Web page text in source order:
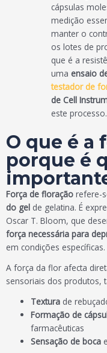
cápsulas
medição
manter o
os lotes de
que é a
uma ensaio
testador de
de Cell
este processo.
O que é a
porque é
Força de floração refere-
do gel de gelatina. É
Oscar T. Bloom, que
força necessária para
em condições específicas.
A força da flor afecta
sensoriais dos produtos,
Textura de
Formação de
farmacêuticas
Sensação de boca